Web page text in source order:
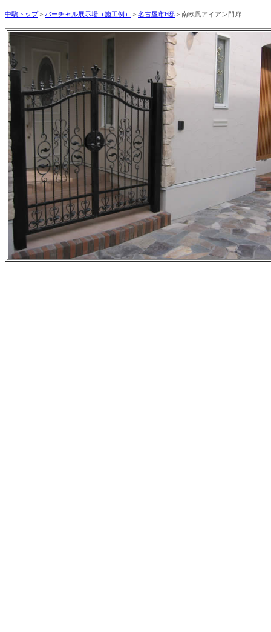
中駒トップ＞ バーチャル展示場（施工例） ＞ 名古屋市F邸 ＞南欧風アイアン門扉